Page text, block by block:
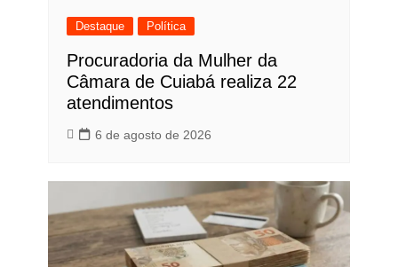
Destaque Política
Procuradoria da Mulher da
Câmara de Cuiabá realiza 22
atendimentos
6 de agosto de 2026